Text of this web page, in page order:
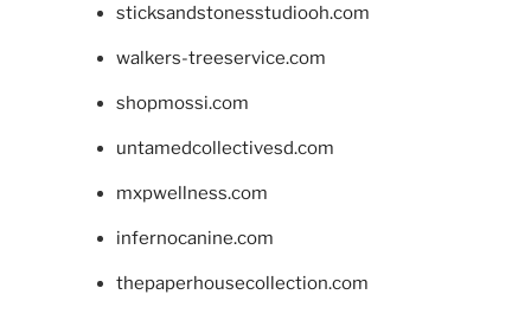
sticksandstonesstudiooh.com
walkers-treeservice.com
shopmossi.com
untamedcollectivesd.com
mxpwellness.com
infernocanine.com
thepaperhousecollection.com